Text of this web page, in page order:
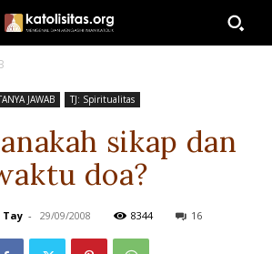
JAWAB TJ: Spiritualitas
sikap dan
doa?
Tay - 29/09/2008 8344 16